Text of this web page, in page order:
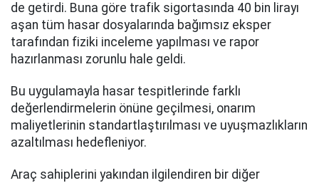
de getirdi. Buna göre trafik sigortasında 40 bin lirayı
aşan tüm hasar dosyalarında bağımsız eksper
tarafından fiziki inceleme yapılması ve rapor
hazırlanması zorunlu hale geldi.
Bu uygulamayla hasar tespitlerinde farklı
değerlendirmelerin önüne geçilmesi, onarım
maliyetlerinin standartlaştırılması ve uyuşmazlıkların
azaltılması hedefleniyor.
Araç sahiplerini yakından ilgilendiren bir diğer